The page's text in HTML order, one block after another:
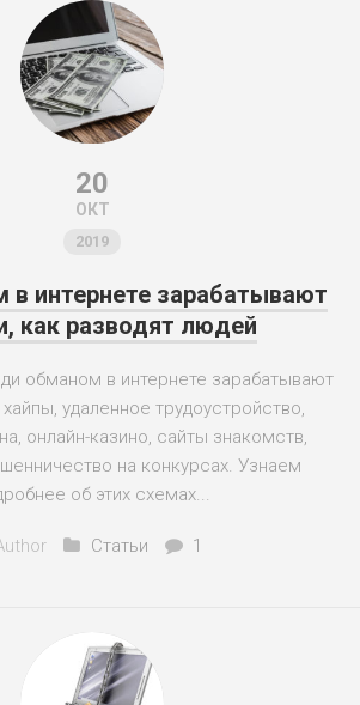
20
ОКТ
2019
в интернете зарабатывают
как разводят людей
обманом в интернете зарабатывают
удаленное трудоустройство,
онлайн-казино, сайты знакомств,
на конкурсах. Узнаем
об этих схемах...
Статьи 1